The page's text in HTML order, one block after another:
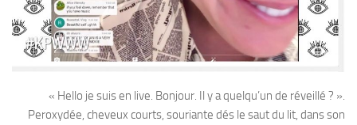
« Hello je suis en live. Bonjour. Il y a quelqu’un de réveillé ? ».
Peroxydée, cheveux courts, souriante dés le saut du lit, dans son